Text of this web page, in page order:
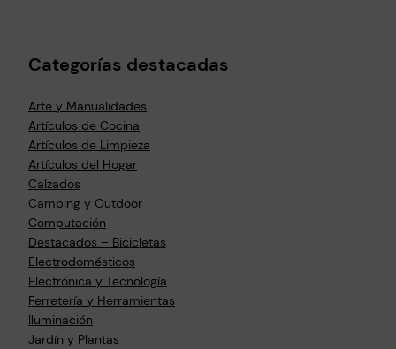
Categorías destacadas
Arte y Manualidades
Artículos de Cocina
Artículos de Limpieza
Artículos del Hogar
Calzados
Camping y Outdoor
Computación
Destacados – Bicicletas
Electrodomésticos
Electrónica y Tecnología
Ferretería y Herramientas
Iluminación
Jardín y Plantas